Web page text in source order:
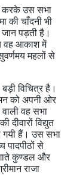
करके उस सभा
की चाँदनी भी
पड़ती है।
वह आकाश में
महलों से
विचित्र है।
को अपनी ओर
वह सभा
विद्युत
गयी हैं। उस सभा
पादपीठों से
कुण्डल और
राजा